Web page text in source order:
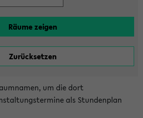
um die dort
als Stundenplan